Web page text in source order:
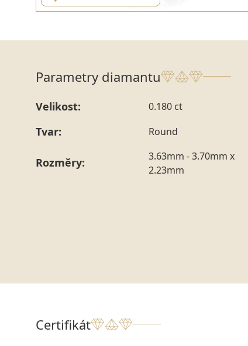
Parametry diamantu
Velikost: 0.180 ct
Tvar: Round
Rozměry:
3.63mm - 3.70mm x
2.23mm
Certifikát